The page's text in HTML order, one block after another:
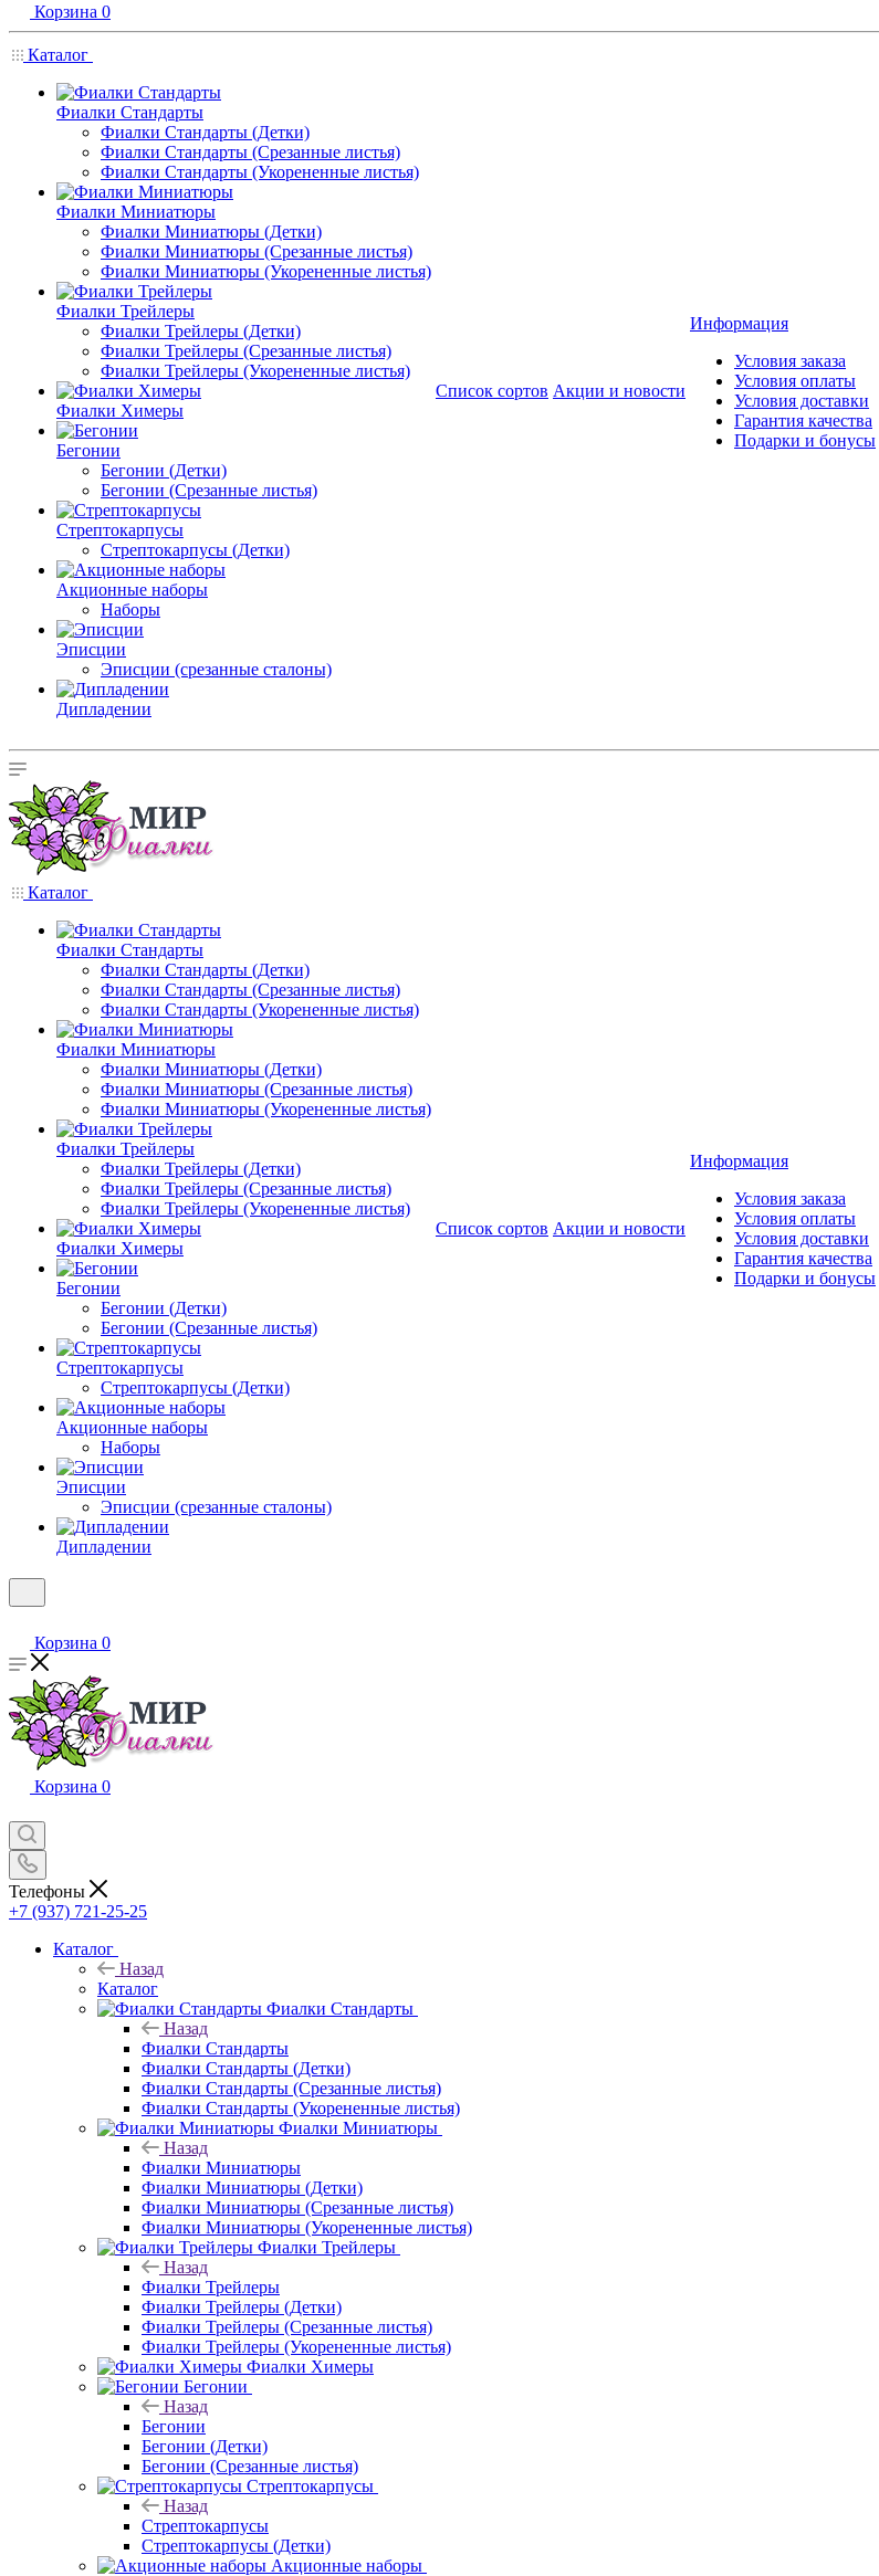
Корзина 0
Каталог
Фиалки Стандарты
Фиалки Стандарты (Детки)
Фиалки Стандарты (Срезанные листья)
Фиалки Стандарты (Укорененные листья)
Фиалки Миниатюры
Фиалки Миниатюры (Детки)
Фиалки Миниатюры (Срезанные листья)
Фиалки Миниатюры (Укорененные листья)
Фиалки Трейлеры
Фиалки Трейлеры (Детки)
Фиалки Трейлеры (Срезанные листья)
Фиалки Трейлеры (Укорененные листья)
Фиалки Химеры
Бегонии
Бегонии (Детки)
Бегонии (Срезанные листья)
Стрептокарпусы
Стрептокарпусы (Детки)
Акционные наборы
Наборы
Эписции
Эписции (срезанные сталоны)
Дипладении
Список сортов Акции и новости
Информация
Условия заказа
Условия оплаты
Условия доставки
Гарантия качества
Подарки и бонусы
Каталог
Фиалки Стандарты
Фиалки Стандарты (Детки)
Фиалки Стандарты (Срезанные листья)
Фиалки Стандарты (Укорененные листья)
Фиалки Миниатюры
Фиалки Миниатюры (Детки)
Фиалки Миниатюры (Срезанные листья)
Фиалки Миниатюры (Укорененные листья)
Фиалки Трейлеры
Фиалки Трейлеры (Детки)
Фиалки Трейлеры (Срезанные листья)
Фиалки Трейлеры (Укорененные листья)
Фиалки Химеры
Бегонии
Бегонии (Детки)
Бегонии (Срезанные листья)
Стрептокарпусы
Стрептокарпусы (Детки)
Акционные наборы
Наборы
Эписции
Эписции (срезанные сталоны)
Дипладении
Список сортов Акции и новости
Информация
Условия заказа
Условия оплаты
Условия доставки
Гарантия качества
Подарки и бонусы
Корзина 0
Корзина 0
Телефоны
+7 (937) 721-25-25
Каталог
Назад
Каталог
Фиалки Стандарты
Назад
Фиалки Стандарты
Фиалки Стандарты (Детки)
Фиалки Стандарты (Срезанные листья)
Фиалки Стандарты (Укорененные листья)
Фиалки Миниатюры
Назад
Фиалки Миниатюры
Фиалки Миниатюры (Детки)
Фиалки Миниатюры (Срезанные листья)
Фиалки Миниатюры (Укорененные листья)
Фиалки Трейлеры
Назад
Фиалки Трейлеры
Фиалки Трейлеры (Детки)
Фиалки Трейлеры (Срезанные листья)
Фиалки Трейлеры (Укорененные листья)
Фиалки Химеры
Бегонии
Назад
Бегонии
Бегонии (Детки)
Бегонии (Срезанные листья)
Стрептокарпусы
Назад
Стрептокарпусы
Стрептокарпусы (Детки)
Акционные наборы